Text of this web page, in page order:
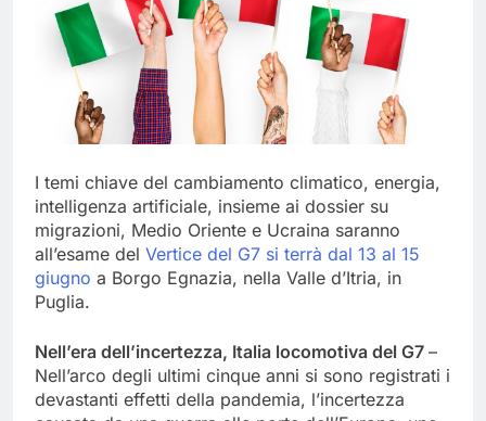
I temi chiave del cambiamento climatico, energia,
intelligenza artificiale, insieme ai dossier su
migrazioni, Medio Oriente e Ucraina saranno
all’esame del Vertice del G7 si terrà dal 13 al 15
giugno a Borgo Egnazia, nella Valle d’Itria, in
Puglia.
Nell’era dell’incertezza, Italia locomotiva del G7 –
Nell’arco degli ultimi cinque anni si sono registrati i
devastanti effetti della pandemia, l’incertezza